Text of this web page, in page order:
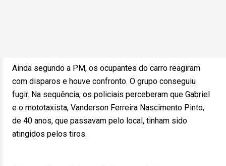
Ainda segundo a PM, os ocupantes do carro reagiram
com disparos e houve confronto. O grupo conseguiu
fugir. Na sequência, os policiais perceberam que Gabriel
e o mototaxista, Vanderson Ferreira Nascimento Pinto,
de 40 anos, que passavam pelo local, tinham sido
atingidos pelos tiros.